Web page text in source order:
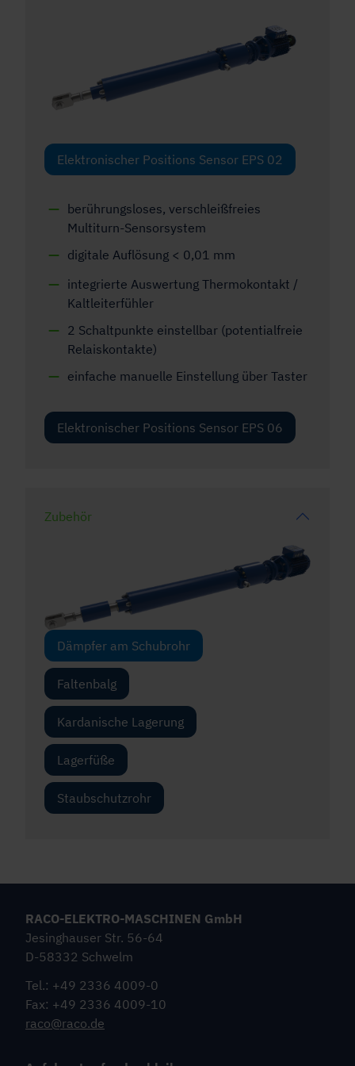
Elektronischer Positions Sensor EPS 02
berührungsloses, verschleißfreies
Multiturn-Sensorsystem
digitale Auflösung < 0,01 mm
integrierte Auswertung Thermokontakt /
Kaltleiterfühler
2 Schaltpunkte einstellbar (potentialfreie
Relaiskontakte)
einfache manuelle Einstellung über Taster
Elektronischer Positions Sensor EPS 06
Zubehör
Dämpfer am Schubrohr
Faltenbalg
Kardanische Lagerung
Lagerfüße
Staubschutzrohr
RACO-ELEKTRO-MASCHINEN GmbH
Jesinghauser Str. 56-64
D-58332 Schwelm
Tel.: +49 2336 4009-0
Fax: +49 2336 4009-10
raco@raco.de